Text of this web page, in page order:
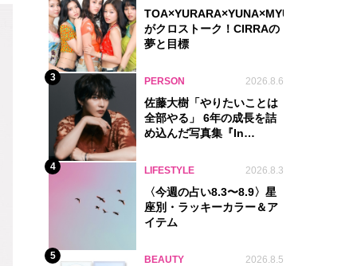
TOA×YURARA×YUNA×MYU.Y×MANON
がクロストーク！CIRRAの
夢と目標
3 PERSON 2026.8.6
佐藤大樹「やりたいことは
全部やる」 6年の成長を詰
め込んだ写真集『In
4 LIFESTYLE 2026.8.3
〈今週の占い8.3〜8.9〉星
座別・ラッキーカラー＆ア
イテム
5 BEAUTY 2026.8.5